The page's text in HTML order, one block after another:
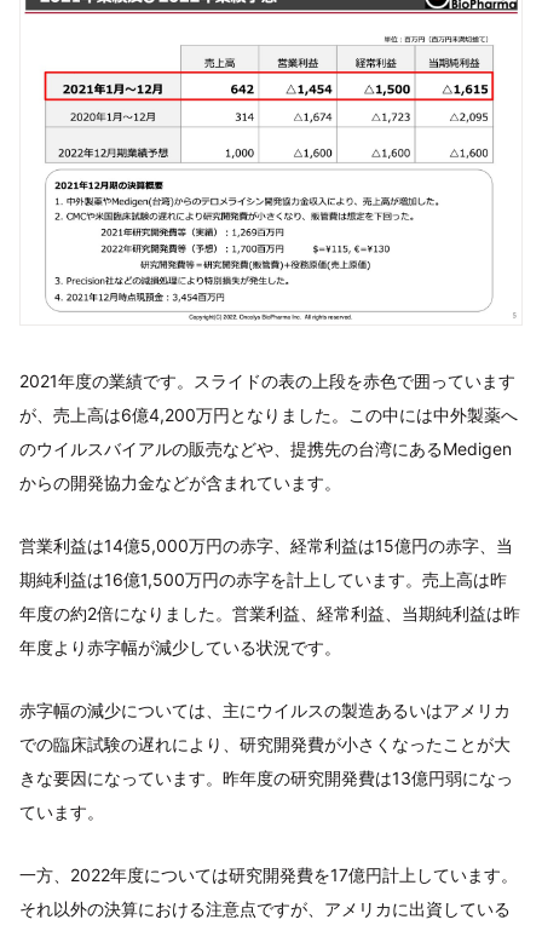
2021年度の業績です。スライドの表の上段を赤色で囲っています
が、売上高は6億4,200万円となりました。この中には中外製薬へ
のウイルスバイアルの販売などや、提携先の台湾にあるMedigen
からの開発協力金などが含まれています。
営業利益は14億5,000万円の赤字、経常利益は15億円の赤字、当
期純利益は16億1,500万円の赤字を計上しています。売上高は昨
年度の約2倍になりました。営業利益、経常利益、当期純利益は昨
年度より赤字幅が減少している状況です。
赤字幅の減少については、主にウイルスの製造あるいはアメリカ
での臨床試験の遅れにより、研究開発費が小さくなったことが大
きな要因になっています。昨年度の研究開発費は13億円弱になっ
ています。
一方、2022年度については研究開発費を17億円計上しています。
それ以外の決算における注意点ですが、アメリカに出資している